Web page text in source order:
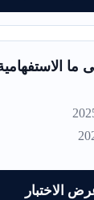
الاستفهامية
الاختبار